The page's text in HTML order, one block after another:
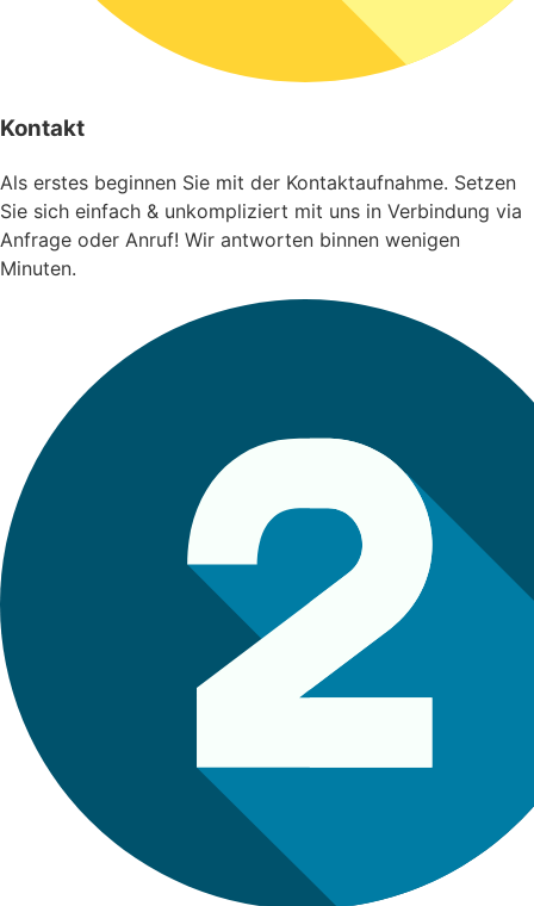
Kontakt
Als erstes beginnen Sie mit der Kontaktaufnahme. Setzen
Sie sich einfach & unkompliziert mit uns in Verbindung via
Anfrage oder Anruf! Wir antworten binnen wenigen
Minuten.